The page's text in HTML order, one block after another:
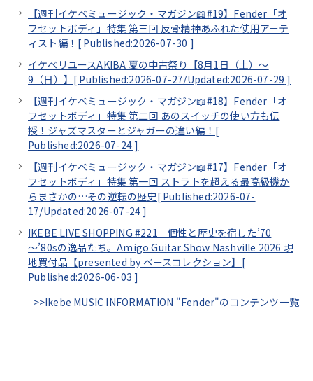
【週刊イケベミュージック・マガジン📖#19】Fender「オ
フセットボディ」特集 第三回 反骨精神あふれた使用アーテ
ィスト編！[ Published:2026-07-30 ]
イケベリユースAKIBA 夏の中古祭り【8月1日（土）～
9（日）】[ Published:2026-07-27/Updated:2026-07-29 ]
【週刊イケベミュージック・マガジン📖#18】Fender「オ
フセットボディ」特集 第二回 あのスイッチの使い方も伝
授！ジャズマスターとジャガーの違い編！[
Published:2026-07-24 ]
【週刊イケベミュージック・マガジン📖#17】Fender「オ
フセットボディ」特集 第一回 ストラトを超える最高級機か
らまさかの…その逆転の歴史[ Published:2026-07-
17/Updated:2026-07-24 ]
IKEBE LIVE SHOPPING #221｜個性と歴史を宿した’70
～’80sの逸品たち。Amigo Guitar Show Nashville 2026 現
地買付品【presented by ベースコレクション】[
Published:2026-06-03 ]
>>Ikebe MUSIC INFORMATION "Fender"のコンテンツ一覧